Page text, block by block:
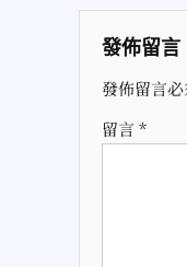
導
覽
發佈留言
發佈留言
留言 *